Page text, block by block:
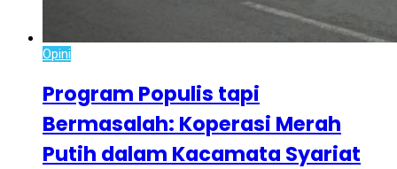
Opini
Program Populis tapi
Bermasalah: Koperasi Merah
Putih dalam Kacamata Syariat